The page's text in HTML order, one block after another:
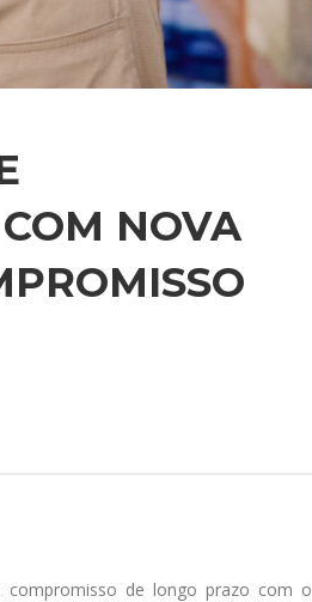
NOVA
compromisso de longo prazo com o